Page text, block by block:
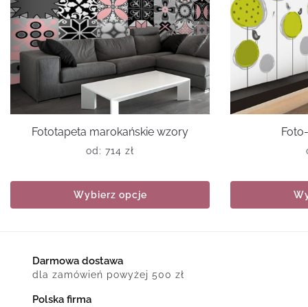
Fototapeta marokańskie wzory
od: 714 zł
Wybierz opcje
Darmowa dostawa
dla zamówień powyżej 500 zł
Polska firma